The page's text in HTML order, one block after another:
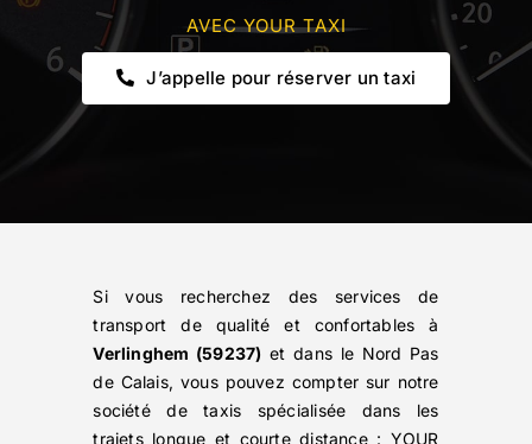
AVEC YOUR TAXI
J’appelle pour réserver un taxi
Si vous recherchez des services de
transport de qualité et confortables à
Verlinghem (59237) et dans le Nord Pas
de Calais, vous pouvez compter sur notre
société de taxis spécialisée dans les
trajets longue et courte distance : YOUR